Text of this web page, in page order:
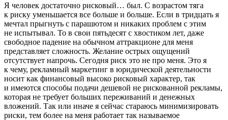
Я человек достаточно рисковый… был. С возрастом тяга
к риску уменьшается все больше и больше. Если в тридцать я
мечтал прыгнуть с парашютом и никаких проблем с этим
не испытывал. То в свои пятьдесят с хвостиком лет, даже
свободное падение на обычном аттракционе для меня
представляет сложность. Желание острых ощущений
отсутствует напрочь. Сегодня риск это не про меня. Это я
к чему, рекламный маркетинг в юридической деятельности
носит как финансовый высоко рисковый характер, так
и имеются способы подачи дешевой не рискованной рекламы,
которая не требует больших переживаний и денежных
вложений. Так или иначе я сейчас стараюсь минимизировать
риски, тем более на меня работает так называемое